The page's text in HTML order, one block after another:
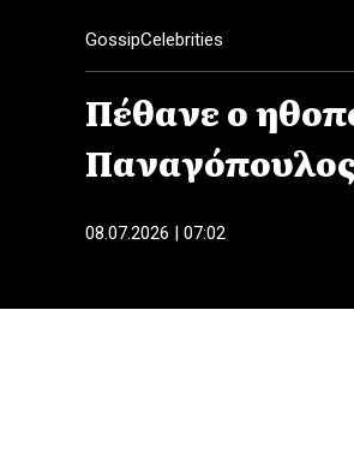
GossipCelebrities
Πέθανε ο
08.07.2026 | 07:02